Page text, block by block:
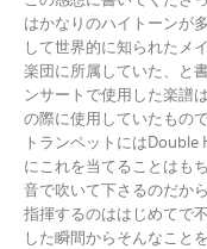
はかなりのハイトーンが
して世界的に知られたメ
楽団に所属していた、と
ンサートで使用した楽譜
の際に使用していたもの
トランペットにはDouble
にこれを当てることはも
音で吹いて下さるのだか
指揮するのははじめてで
した瞬間からそんなこと